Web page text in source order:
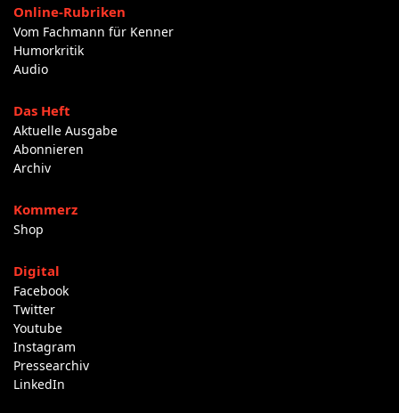
Online-Rubriken
Vom Fachmann für Kenner
Humorkritik
Audio
Das Heft
Aktuelle Ausgabe
Abonnieren
Archiv
Kommerz
Shop
Digital
Facebook
Twitter
Youtube
Instagram
Pressearchiv
LinkedIn